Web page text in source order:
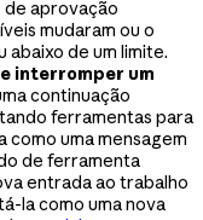
de aprovação
mudaram ou o
de um limite.
interromper um
continuação
ferramentas para
como uma mensagem
de ferramenta
entrada ao trabalho
la como uma nova